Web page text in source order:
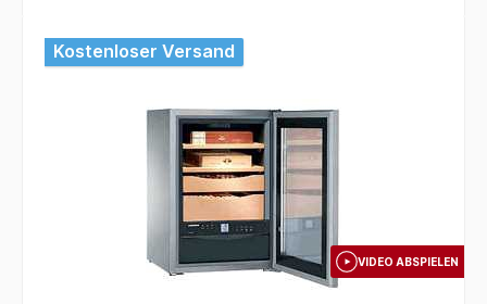
Bildergalerie überspringen
Kostenloser Versand
VIDEO ABSPIELEN